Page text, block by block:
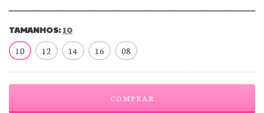
TAMANHOS:10
10
12 14 16 08